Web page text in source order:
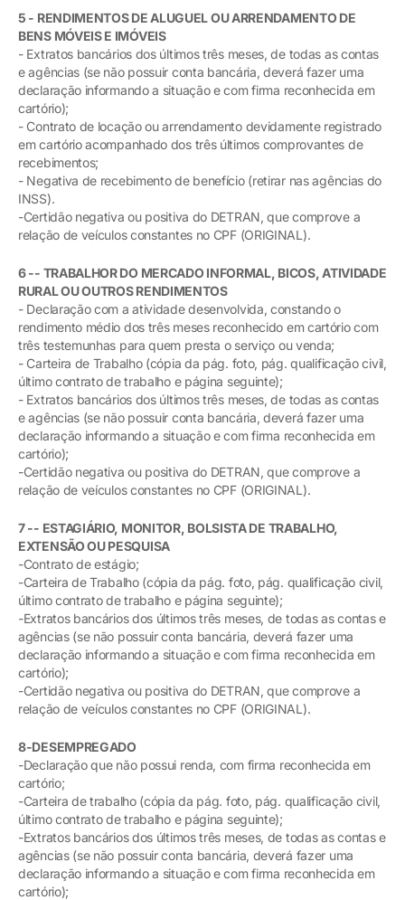
5 - RENDIMENTOS DE ALUGUEL OU ARRENDAMENTO DE
BENS MÓVEIS E IMÓVEIS
- Extratos bancários dos últimos três meses, de todas as contas
e agências (se não possuir conta bancária, deverá fazer uma
declaração informando a situação e com firma reconhecida em
cartório);
- Contrato de locação ou arrendamento devidamente registrado
em cartório acompanhado dos três últimos comprovantes de
recebimentos;
- Negativa de recebimento de benefício (retirar nas agências do
INSS).
-Certidão negativa ou positiva do DETRAN, que comprove a
relação de veículos constantes no CPF (ORIGINAL).
6 -- TRABALHOR DO MERCADO INFORMAL, BICOS, ATIVIDADE
RURAL OU OUTROS RENDIMENTOS
- Declaração com a atividade desenvolvida, constando o
rendimento médio dos três meses reconhecido em cartório com
três testemunhas para quem presta o serviço ou venda;
- Carteira de Trabalho (cópia da pág. foto, pág. qualificação civil,
último contrato de trabalho e página seguinte);
- Extratos bancários dos últimos três meses, de todas as contas
e agências (se não possuir conta bancária, deverá fazer uma
declaração informando a situação e com firma reconhecida em
cartório);
-Certidão negativa ou positiva do DETRAN, que comprove a
relação de veículos constantes no CPF (ORIGINAL).
7 -- ESTAGIÁRIO, MONITOR, BOLSISTA DE TRABALHO,
EXTENSÃO OU PESQUISA
-Contrato de estágio;
-Carteira de Trabalho (cópia da pág. foto, pág. qualificação civil,
último contrato de trabalho e página seguinte);
-Extratos bancários dos últimos três meses, de todas as contas e
agências (se não possuir conta bancária, deverá fazer uma
declaração informando a situação e com firma reconhecida em
cartório);
-Certidão negativa ou positiva do DETRAN, que comprove a
relação de veículos constantes no CPF (ORIGINAL).
8-DESEMPREGADO
-Declaração que não possui renda, com firma reconhecida em
cartório;
-Carteira de trabalho (cópia da pág. foto, pág. qualificação civil,
último contrato de trabalho e página seguinte);
-Extratos bancários dos últimos três meses, de todas as contas e
agências (se não possuir conta bancária, deverá fazer uma
declaração informando a situação e com firma reconhecida em
cartório);